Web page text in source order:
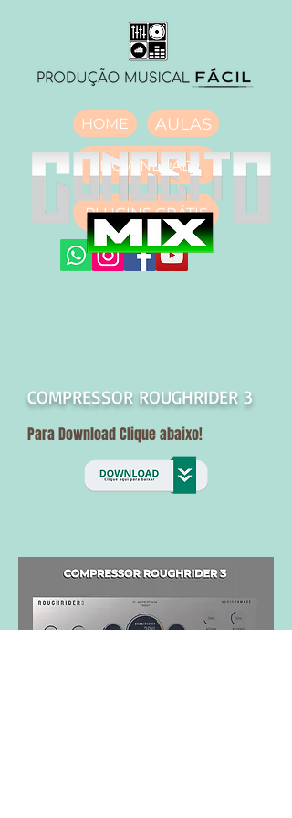
HOME AULAS
DOWNLOAD
PLUGINS GRÁTIS
COMPRESSOR ROUGHRIDER 3
Para Download Clique abaixo!